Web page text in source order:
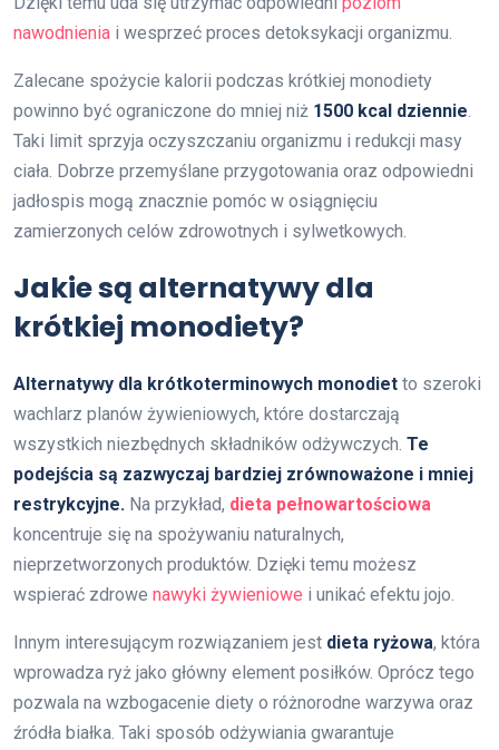
nawodnienia i wesprzeć proces detoksykacji organizmu.
Zalecane spożycie kalorii podczas krótkiej monodiety
powinno być ograniczone do mniej niż 1500 kcal dziennie
Taki limit sprzyja oczyszczaniu organizmu i redukcji masy
ciała. Dobrze przemyślane przygotowania oraz odpowiedni
jadłospis mogą znacznie pomóc w osiągnięciu
zamierzonych celów zdrowotnych i sylwetkowych.
Jakie są alternatywy dla
krótkiej monodiety?
Alternatywy dla krótkoterminowych monodiet to szeroki
wachlarz planów żywieniowych, które dostarczają
wszystkich niezbędnych składników odżywczych. Te
podejścia są zazwyczaj bardziej zrównoważone i mniej
restrykcyjne. Na przykład, dieta pełnowartościowa
koncentruje się na spożywaniu naturalnych,
nieprzetworzonych produktów. Dzięki temu możesz
wspierać zdrowe nawyki żywieniowe i unikać efektu jojo.
Innym interesującym rozwiązaniem jest dieta ryżowa, która
wprowadza ryż jako główny element posiłków. Oprócz tego
pozwala na wzbogacenie diety o różnorodne warzywa oraz
źródła białka. Taki sposób odżywiania gwarantuje